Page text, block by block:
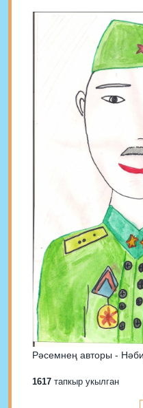
Рәсемнең авторы -
1617 тапкыр укылган